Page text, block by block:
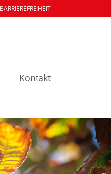
BARRIEREFREIHEIT
Kontakt